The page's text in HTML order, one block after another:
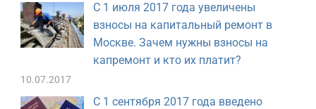
С 1 июля 2017 года увеличены
взносы на капитальный ремонт в
Москве. Зачем нужны взносы на
капремонт и кто их платит?
10.07.2017
С 1 сентября 2017 года введено